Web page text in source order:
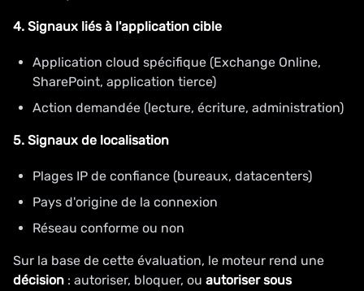
4. Signaux liés à l'application cible
Application cloud spécifique (Exchange Online,
SharePoint, application tierce)
Action demandée (lecture, écriture, administration)
5. Signaux de localisation
Plages IP de confiance (bureaux, datacenters)
Pays d'origine de la connexion
Réseau conforme ou non
Sur la base de cette évaluation, le moteur rend une
décision : autoriser, bloquer, ou autoriser sous